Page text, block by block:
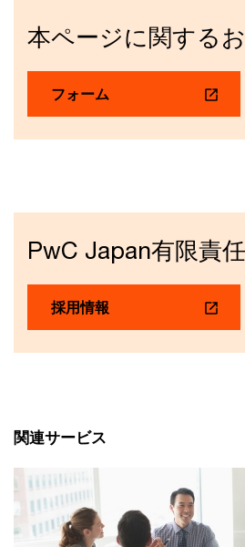
本ページに関する
フォーム
PwC Japan有限責
採用情報
関連サービス